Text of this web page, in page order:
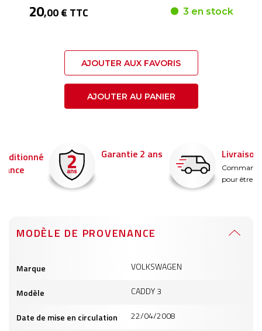
20,00 € TTC 3 en stock
AJOUTER AUX FAVORIS
AJOUTER AU PANIER
Garantie 2 ans Livraison en 24h
Commandez avant 14h
pour être livré demain !
MODÈLE DE PROVENANCE
produits
Marque VOLKSWAGEN
Modèle CADDY 3
Date de mise en circulation 22/04/2008